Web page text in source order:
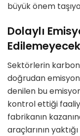
büyük önem
Dolaylı
Sektörlerin
doğrudan
denilen bu
kontrol ettiği
fabrikanın
araçlarının